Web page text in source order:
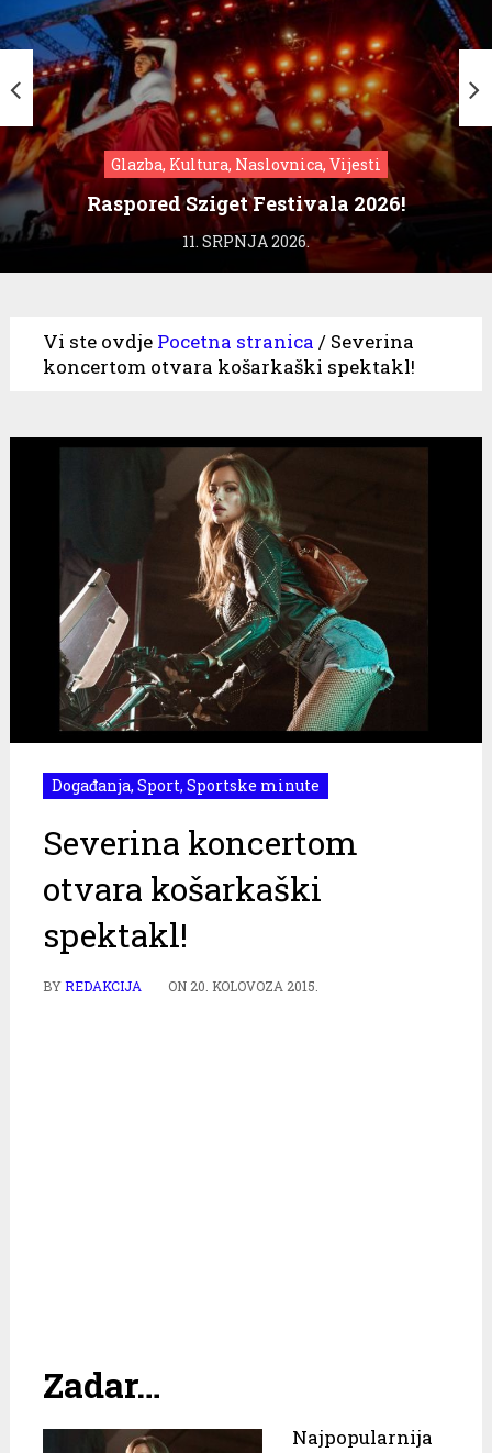
Glazba, Kultura, Naslovnica, Vijesti
Raspored Sziget Festivala 2026!
11. SRPNJA 2026.
Vi ste ovdje Pocetna stranica / Severina
koncertom otvara košarkaški spektakl!
Događanja, Sport, Sportske minute
Severina koncertom
otvara košarkaški
spektakl!
BYREDAKCIJA ON20. KOLOVOZA 2015.
Zadar…
Najpopularnija